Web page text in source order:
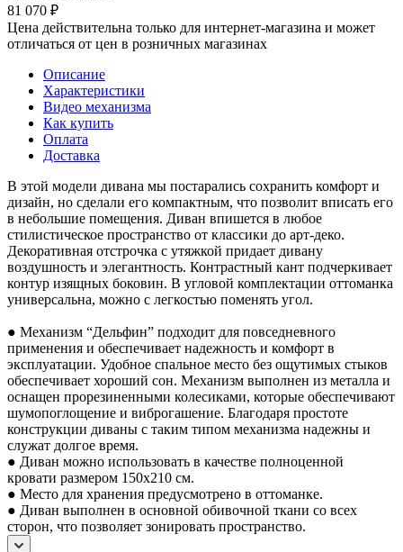
81 070 ₽
Цена действительна только для интернет-магазина и может
отличаться от цен в розничных магазинах
Описание
Характеристики
Видео механизма
Как купить
Оплата
Доставка
В этой модели дивана мы постарались сохранить комфорт и
дизайн, но сделали его компактным, что позволит вписать его
в небольшие помещения. Диван впишется в любое
стилистическое пространство от классики до арт-деко.
Декоративная отстрочка с утяжкой придает дивану
воздушность и элегантность. Контрастный кант подчеркивает
контур изящных боковин. В угловой комплектации оттоманка
универсальна, можно с легкостью поменять угол.
● Механизм “Дельфин” подходит для повседневного
применения и обеспечивает надежность и комфорт в
эксплуатации. Удобное спальное место без ощутимых стыков
обеспечивает хороший сон. Механизм выполнен из металла и
оснащен прорезиненными колесиками, которые обеспечивают
шумопоглощение и виброгашение. Благодаря простоте
конструкции диваны с таким типом механизма надежны и
служат долгое время.
● Диван можно использовать в качестве полноценной
кровати размером 150x210 см.
● Место для хранения предусмотрено в оттоманке.
● Диван выполнен в основной обивочной ткани со всех
сторон, что позволяет зонировать пространство.